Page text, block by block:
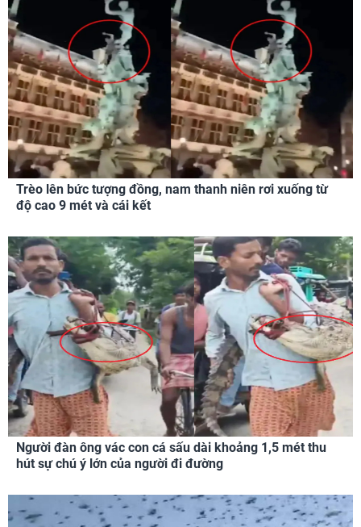
Trèo lên bức tượng đồng, nam thanh niên rơi xuống từ
độ cao 9 mét và cái kết
Người đàn ông vác con cá sấu dài khoảng 1,5 mét thu
hút sự chú ý lớn của người đi đường